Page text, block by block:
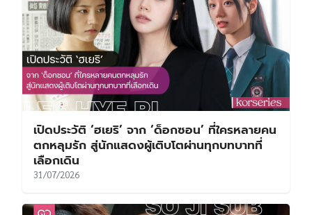
เปิดประวัติ ‘ฮเยริ’ จาก ‘ด็อกซอน’ ที่ใครหลายคน
ตกหลุมรัก สู่นักแสดงผู้เติบโตผ่านทุกบทบาทที่
เลือกเดิน
31/07/2026